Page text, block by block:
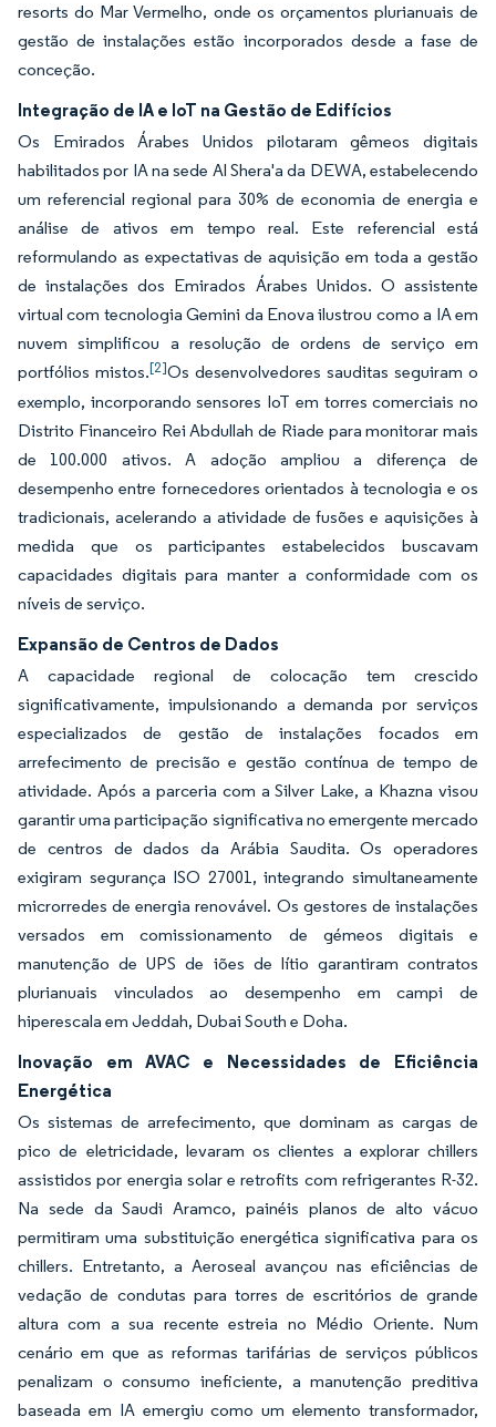
resorts do Mar Vermelho, onde os orçamentos plurianuais de
gestão de instalações estão incorporados desde a fase de
conceção.
Integração de IA e IoT na Gestão de Edifícios
Os Emirados Árabes Unidos pilotaram gêmeos digitais
habilitados por IA na sede Al Shera'a da DEWA, estabelecendo
um referencial regional para 30% de economia de energia e
análise de ativos em tempo real. Este referencial está
reformulando as expectativas de aquisição em toda a gestão
de instalações dos Emirados Árabes Unidos. O assistente
virtual com tecnologia Gemini da Enova ilustrou como a IA em
nuvem simplificou a resolução de ordens de serviço em
portfólios mistos.[2]Os desenvolvedores sauditas seguiram o
exemplo, incorporando sensores IoT em torres comerciais no
Distrito Financeiro Rei Abdullah de Riade para monitorar mais
de 100.000 ativos. A adoção ampliou a diferença de
desempenho entre fornecedores orientados à tecnologia e os
tradicionais, acelerando a atividade de fusões e aquisições à
medida que os participantes estabelecidos buscavam
capacidades digitais para manter a conformidade com os
níveis de serviço.
Expansão de Centros de Dados
A capacidade regional de colocação tem crescido
significativamente, impulsionando a demanda por serviços
especializados de gestão de instalações focados em
arrefecimento de precisão e gestão contínua de tempo de
atividade. Após a parceria com a Silver Lake, a Khazna visou
garantir uma participação significativa no emergente mercado
de centros de dados da Arábia Saudita. Os operadores
exigiram segurança ISO 27001, integrando simultaneamente
microrredes de energia renovável. Os gestores de instalações
versados em comissionamento de gémeos digitais e
manutenção de UPS de iões de lítio garantiram contratos
plurianuais vinculados ao desempenho em campi de
hiperescala em Jeddah, Dubai South e Doha.
Inovação em AVAC e Necessidades de Eficiência
Energética
Os sistemas de arrefecimento, que dominam as cargas de
pico de eletricidade, levaram os clientes a explorar chillers
assistidos por energia solar e retrofits com refrigerantes R-32.
Na sede da Saudi Aramco, painéis planos de alto vácuo
permitiram uma substituição energética significativa para os
chillers. Entretanto, a Aeroseal avançou nas eficiências de
vedação de condutas para torres de escritórios de grande
altura com a sua recente estreia no Médio Oriente. Num
cenário em que as reformas tarifárias de serviços públicos
penalizam o consumo ineficiente, a manutenção preditiva
baseada em IA emergiu como um elemento transformador,